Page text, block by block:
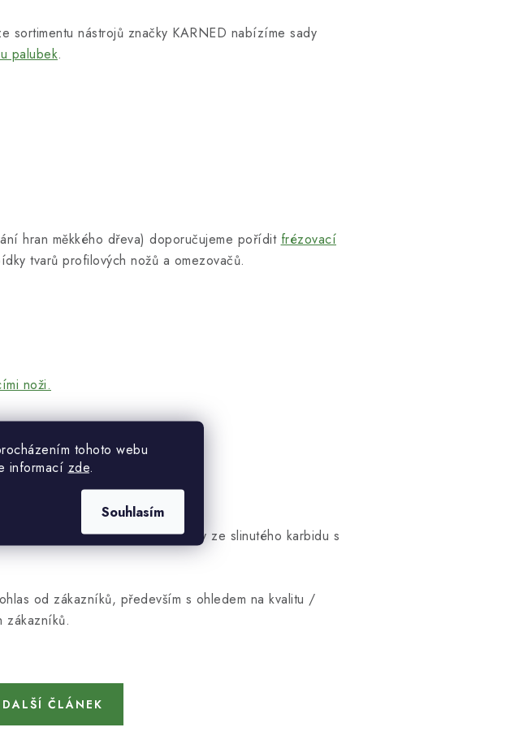
tohoto webu
informací zde.
Souhlasím
nástrojů značky KARNED nabízíme sady
palubek.
hran měkkého dřeva) doporučujeme pořídit frézovací
tvarů profilových nožů a omezovačů.
noži.
jsou osazeny s napájenými břity ze slinutého karbidu s
od zákazníků, především s ohledem na kvalitu /
zákazníků.
DALŠÍ ČLÁNEK